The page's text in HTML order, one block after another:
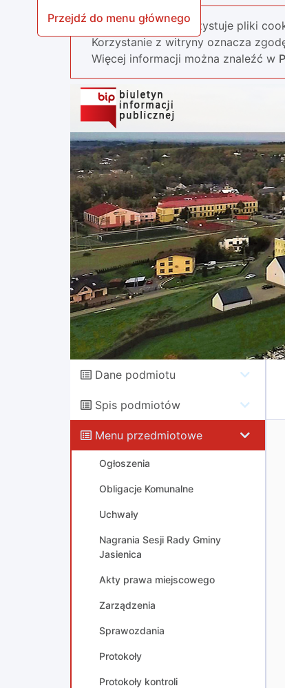
Przejdź do menu głównego
Nasza strona wykorzystuje pliki
Korzystanie z witryny oznacza
Więcej informacji można znaleźć w
Dane podmiotu
Spis podmiotów
Menu przedmiotowe
Ogłoszenia
Obligacje Komunalne
Uchwały
Nagrania Sesji Rady Gminy
Jasienica
Akty prawa miejscowego
Zarządzenia
Sprawozdania
Protokoły
Protokoły kontroli